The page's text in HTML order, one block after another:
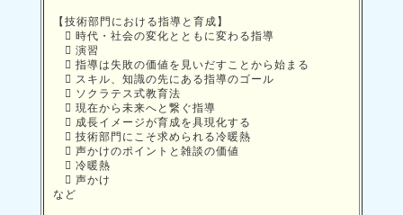
【技術部門における指導と育成】
 時代・社会の変化とともに変わる指導
 演習
 指導は失敗の価値を見いだすことから始まる
 スキル、知識の先にある指導のゴール
 ソクラテス式教育法
 現在から未来へと繋ぐ指導
 成長イメージが育成を具現化する
 技術部門にこそ求められる冷暖熱
 声かけのポイントと雑談の価値
 冷暖熱
 声かけ
など